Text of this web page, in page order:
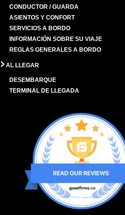
CONDUCTOR / GUARDA
ASIENTOS Y CONFORT
SERVICIOS A BORDO
INFORMACIÓN SOBRE SU VIAJE
REGLAS GENERALES A BORDO
AL LLEGAR
DESEMBARQUE
TERMINAL DE LLEGADA